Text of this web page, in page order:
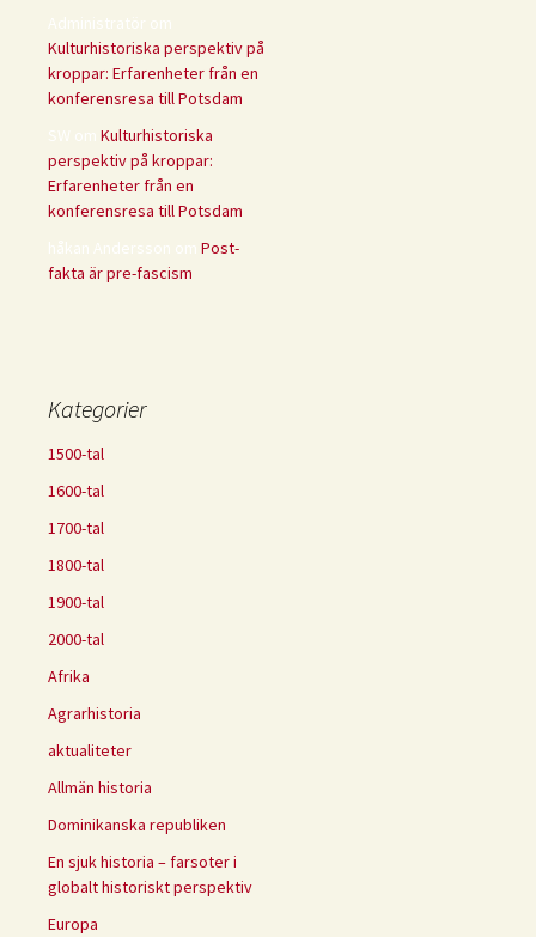
Administratör om
Kulturhistoriska perspektiv på
kroppar: Erfarenheter från en
konferensresa till Potsdam
SW om Kulturhistoriska
perspektiv på kroppar:
Erfarenheter från en
konferensresa till Potsdam
håkan Andersson om Post-
fakta är pre-fascism
Kategorier
1500-tal
1600-tal
1700-tal
1800-tal
1900-tal
2000-tal
Afrika
Agrarhistoria
aktualiteter
Allmän historia
Dominikanska republiken
En sjuk historia – farsoter i
globalt historiskt perspektiv
Europa